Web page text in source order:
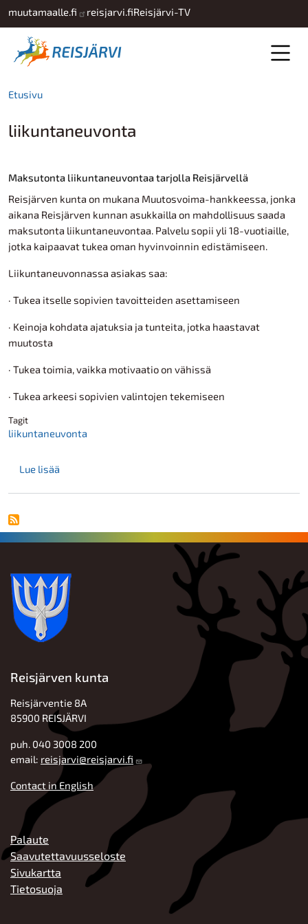
Hyppää pääsisältöön
muutamaalle.fi reisjarvi.fiReisjärvi-TV
Etusivu
liikuntaneuvonta
Maksutonta liikuntaneuvontaa tarjolla Reisjärvellä
Reisjärven kunta on mukana Muutosvoima-hankkeessa, jonka
aikana Reisjärven kunnan asukkailla on mahdollisuus saada
maksutonta liikuntaneuvontaa. Palvelu sopii yli 18-vuotiaille,
jotka kaipaavat tukea oman hyvinvoinnin edistämiseen.
Liikuntaneuvonnassa asiakas saa:
· Tukea itselle sopivien tavoitteiden asettamiseen
· Keinoja kohdata ajatuksia ja tunteita, jotka haastavat
muutosta
· Tukea toimia, vaikka motivaatio on vähissä
· Tukea arkeesi sopivien valintojen tekemiseen
Tagit
liikuntaneuvonta
Lue lisää
Reisjärven kunta
Reisjärventie 8A
85900 REISJÄRVI
puh. 040 3008 200
email: reisjarvi@reisjarvi.fi
Contact in English
ALATUNNISTE
Palaute
Saavutettavuusseloste
Sivukartta
Tietosuoja